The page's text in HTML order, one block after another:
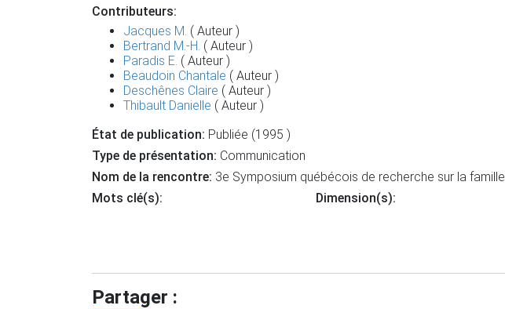
Contributeurs:
Jacques M. ( Auteur )
Bertrand M.-H. ( Auteur )
Paradis E. ( Auteur )
Beaudoin Chantale ( Auteur )
Deschênes Claire ( Auteur )
Thibault Danielle ( Auteur )
État de publication: Publiée (1995 )
Type de présentation: Communication
Nom de la rencontre: 3e Symposium québécois de recherche sur la famille
Mots clé(s):
Dimension(s):
Partager :